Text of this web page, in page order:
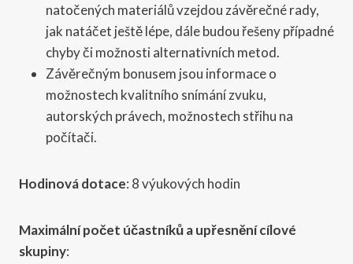
natočených materiálů vzejdou závěrečné rady,
jak natáčet ještě lépe, dále budou řešeny případné
chyby či možnosti alternativních metod.
Závěrečným bonusem jsou informace o
možnostech kvalitního snímání zvuku,
autorských právech, možnostech střihu na
počítači.
Hodinová dotace: 8 výukových hodin
Maximální počet účastníků a upřesnění cílové
skupiny: